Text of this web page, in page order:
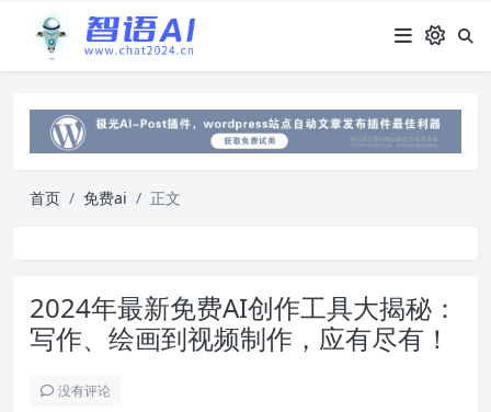
首页 免费ai 正文
2024年最新免费AI创作工具大揭秘：
写作、绘画到视频制作，应有尽有！
没有评论